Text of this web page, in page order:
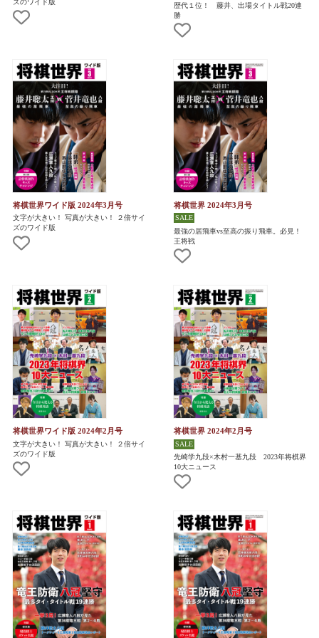
ズのワイド版
歴代１位！ 藤井、出場タイトル戦20連
勝
将棋世界ワイド版 2024年3月号
文字が大きい！ 写真が大きい！ ２倍サイ
ズのワイド版
将棋世界 2024年3月号
最強の居飛車vs至高の振り飛車。必見！
王将戦
将棋世界ワイド版 2024年2月号
文字が大きい！ 写真が大きい！ ２倍サイ
ズのワイド版
将棋世界 2024年2月号
先崎学九段×木村一基九段 2023年将棋界
10大ニュース